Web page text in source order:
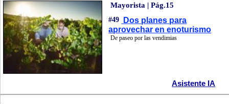
Mayorista | Pág.15
#49
Dos planes para
aprovechar en enoturismo
De paseo por las vendimias
Asistente IA